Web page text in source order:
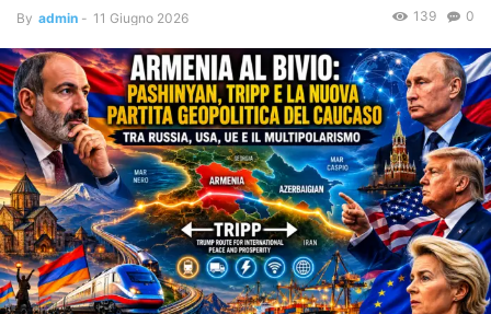
By admin - 11 Giugno 2026 0
139